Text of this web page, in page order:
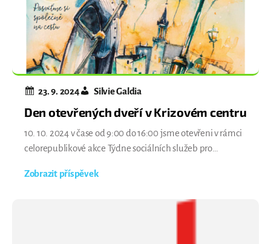
23. 9. 2024 Silvie Galdia
Den otevřených dveří v Krizovém centru
10. 10. 2024 v čase od 9:00 do 16:00 jsme otevřeni v rámci
celorepublikové akce Týdne sociálních služeb pro
máte možnost přijít, porozhlédnout se po našem zázemí,
Zobrazit příspěvek